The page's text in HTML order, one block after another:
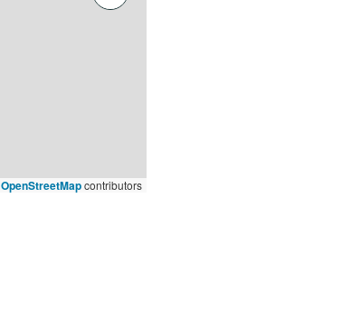
OpenStreetMapcontributors